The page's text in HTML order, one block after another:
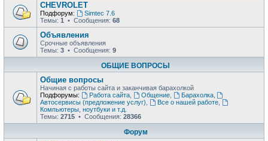
CHEVROLET
Подфорум:
Simtec 7.6
Темы: 1 • Сообщения: 68
Объявления
Срочные объявления
Темы: 3 • Сообщения: 9
ОБЩИЕ ВОПРОСЫ
Общие вопросы
Начиная с работы сайта и заканчивая барахолкой
Подфорумы:
Работа сайта, Общение, Барахолка,
Автосервисы (предложение услуг)
Все о нашей работе,
Компьютеры, ноутбуки и т.д.
Темы: 2715 • Сообщения: 28366
Форум